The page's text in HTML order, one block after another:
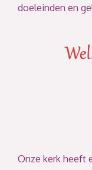
doeleinden en
Onze kerk heeft